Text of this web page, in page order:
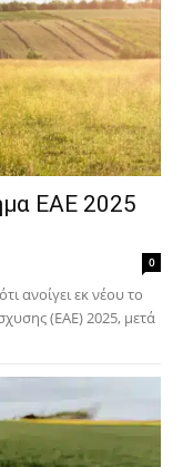
ΕΑΕ 2025
0
ανοίγει εκ νέου το
(ΕΑΕ) 2025, μετά